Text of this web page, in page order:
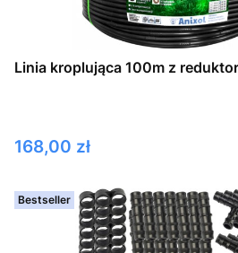
Linia kroplująca 100m z
Cena
168,00 zł
Bestseller